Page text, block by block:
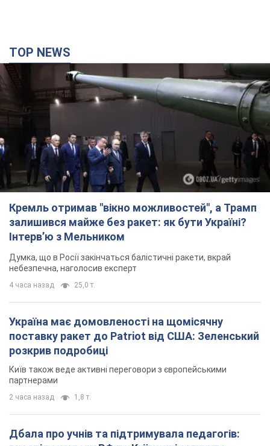
TOP NEWS
Кремль отримав "вікно можливостей", а Трамп
залишився майже без ракет: як бути Україні?
Інтерв’ю з Мельником
Думка, що в Росії закінчаться балістичні ракети, вкрай
небезпечна, наголосив експерт
4 часа назад 25,0 т.
Україна має домовленості на щомісячну
поставку ракет до Patriot від США: Зеленський
розкрив подробиці
Київ також веде активні переговори з європейськими
партнерами
2 часа назад 1,8 т.
Дбала про учнів та підтримувала педагогів: